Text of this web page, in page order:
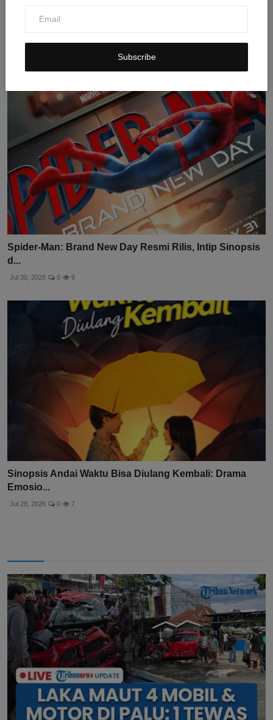
Subscribe
Sinopsis Mechanic Resurrection: Aksi Jason Statham
Meny...
Spider-Man: Brand New Day Resmi Rilis, Intip Sinopsis
d...
Jul 30, 2026 0 9
Sinopsis Andai Waktu Bisa Diulang Kembali: Drama
Emosio...
Jul 28, 2026 0 7